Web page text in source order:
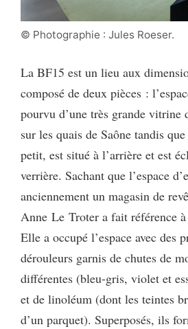
© Photographie : Jules Roeser.
La BF15 est un lieu aux
composé de deux pièces :
pourvu d’une très grande vitrine
sur les quais de Saône tandis
petit, est situé à l’arrière et est
verrière. Sachant que l’espace
anciennement un magasin de
Anne Le Troter a fait référence
Elle a occupé l’espace avec des
dérouleurs garnis de chutes de
différentes (bleu-gris, violet et
et de linoléum (dont les teintes
d’un parquet). Superposés, ils